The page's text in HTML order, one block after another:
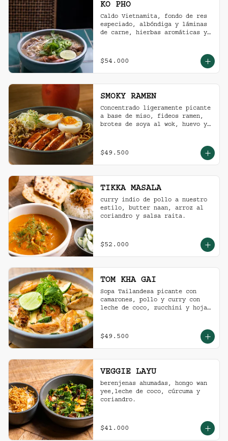
KO PHO
Caldo Vietnamita, fondo de res
especiado, albóndiga y láminas
de carne, hierbas aromáticas y
$54.000
SMOKY RAMEN
Concentrado ligeramente picante
a base de miso, fideos ramen,
brotes de soya al wok, huevo y
$49.500
TIKKA MASALA
curry indio de pollo a nuestro
estilo, butter naan, arroz al
coriandro y salsa raita.
$52.000
TOM KHA GAI
Sopa Tailandesa picante con
camarones, pollo y curry con
leche de coco, zucchini y hojas
$49.500
VEGGIE LAYU
berenjenas ahumadas, hongo wan
yee,leche de coco, cúrcuma y
coriandro.
$41.000